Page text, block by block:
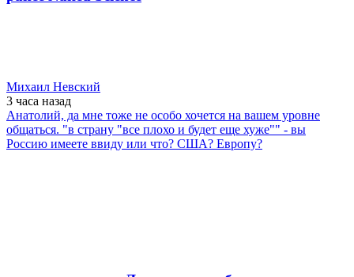
Михаил Невский
3 часа назад
Анатолий, да мне тоже не особо хочется на вашем уровне
общаться. "в страну "все плохо и будет еще хуже"" - вы
Россию имеете ввиду или что? США? Европу?